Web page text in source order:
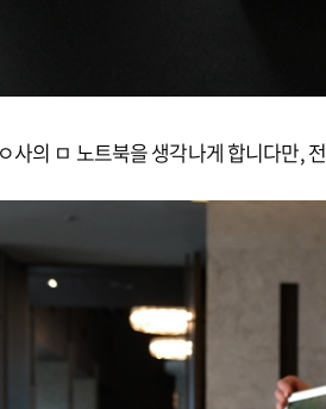
사의 ㅁ 노트북을 생각나게 합니다만,